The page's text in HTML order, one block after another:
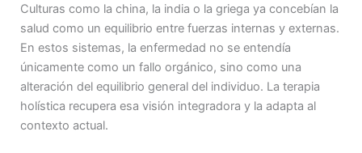
Culturas como la china, la india o la griega ya concebían la
salud como un equilibrio entre fuerzas internas y externas.
En estos sistemas, la enfermedad no se entendía
únicamente como un fallo orgánico, sino como una
alteración del equilibrio general del individuo. La terapia
holística recupera esa visión integradora y la adapta al
contexto actual.